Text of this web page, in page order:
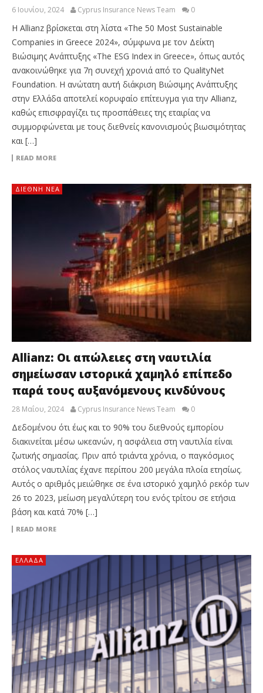
6 Ιουνίου, 2024 Cyprus Insurance News Team 0
Η Allianz βρίσκεται στη λίστα «The 50 Most Sustainable
Companies in Greece 2024», σύμφωνα με τον Δείκτη
Βιώσιμης Ανάπτυξης «The ESG Index in Greece», όπως αυτός
ανακοινώθηκε για 7η συνεχή χρονιά από το QualityNet
Foundation. Η ανώτατη αυτή διάκριση Βιώσιμης Ανάπτυξης
στην Ελλάδα αποτελεί κορυφαίο επίτευγμα για την Allianz,
καθώς επισφραγίζει τις προσπάθειες της εταιρίας να
συμμορφώνεται με τους διεθνείς κανονισμούς βιωσιμότητας
και […]
READ MORE
ΔΙΕΘΝΉ ΝΈΑ
Allianz: Οι απώλειες στη ναυτιλία
σημείωσαν ιστορικά χαμηλό επίπεδο
παρά τους αυξανόμενους κινδύνους
28 Μαΐου, 2024 Cyprus Insurance News Team 0
Δεδομένου ότι έως και το 90% του διεθνούς εμπορίου
διακινείται μέσω ωκεανών, η ασφάλεια στη ναυτιλία είναι
ζωτικής σημασίας. Πριν από τριάντα χρόνια, ο παγκόσμιος
στόλος ναυτιλίας έχανε περίπου 200 μεγάλα πλοία ετησίως.
Αυτός ο αριθμός μειώθηκε σε ένα ιστορικό χαμηλό ρεκόρ των
26 το 2023, μείωση μεγαλύτερη του ενός τρίτου σε ετήσια
βάση και κατά 70% […]
READ MORE
ΕΛΛΆΔΑ